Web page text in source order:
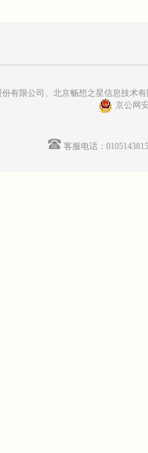
有限公司、北京畅想之星信息技术
京公网
客服电话：